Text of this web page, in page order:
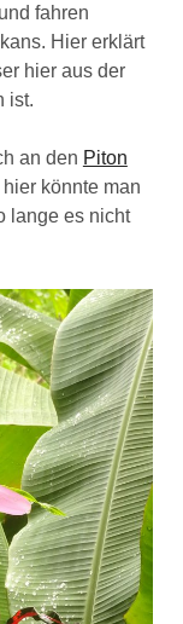
fahren
Hier erklärt
hier aus der
ist.
an den Piton
könnte man
lange es nicht